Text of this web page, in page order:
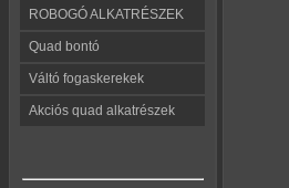
ROBOGÓ ALKATRÉSZEK
Quad bontó
Váltó fogaskerekek
Akciós quad alkatrészek